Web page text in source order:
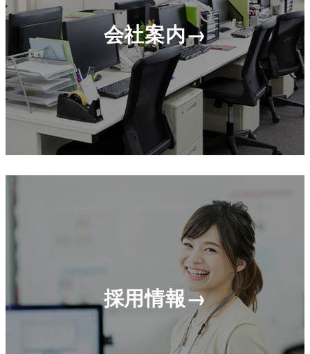
会社案内→
採用情報→